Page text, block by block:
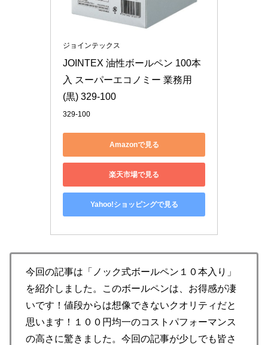
ジョインテックス
JOINTEX 油性ボールペン 100本
入 スーパーエコノミー 業務用
(黒) 329-100
329-100
Amazonで見る
楽天市場で見る
Yahoo!ショッピングで見る
今回の記事は「ノック式ボールペン１０本入り」
を紹介しました。このボールペンは、お得感が凄
いです！値段からは想像できないクオリティだと
思います！１００円均一のコストパフォーマンス
の高さに驚きました。今回の記事が少しでも皆さ